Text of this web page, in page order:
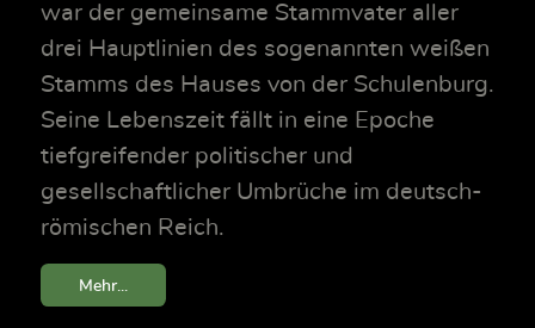
war der gemeinsame Stammvater aller
drei Hauptlinien des sogenannten weißen
Stamms des Hauses von der Schulenburg.
Seine Lebenszeit fällt in eine Epoche
tiefgreifender politischer und
gesellschaftlicher Umbrüche im deutsch-
römischen Reich.
Mehr...